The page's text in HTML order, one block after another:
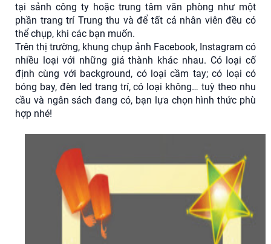
tại sảnh công ty hoặc trung tâm văn phòng như một
phần trang trí Trung thu và để tất cả nhân viên đều có
thể chụp, khi các bạn muốn.
Trên thị trường, khung chụp ảnh Facebook, Instagram có
nhiều loại với những giá thành khác nhau. Có loại cố
định cùng với background, có loại cầm tay; có loại có
bóng bay, đèn led trang trí, có loại không… tuỳ theo nhu
cầu và ngân sách đang có, bạn lựa chọn hình thức phù
hợp nhé!